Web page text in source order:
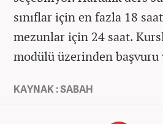
sınıflar için en fazla 18
mezunlar için 24 saat.
modülü üzerinden başvuru
KAYNAK : SABAH